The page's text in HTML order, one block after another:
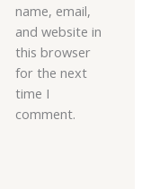
name, email,
and website in
this browser
for the next
time I
comment.